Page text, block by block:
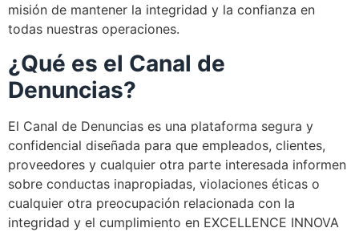
misión de mantener la integridad y la confianza en
todas nuestras operaciones.
¿Qué es el Canal de
Denuncias?
El Canal de Denuncias es una plataforma segura y
confidencial diseñada para que empleados, clientes,
proveedores y cualquier otra parte interesada informen
sobre conductas inapropiadas, violaciones éticas o
cualquier otra preocupación relacionada con la
integridad y el cumplimiento en EXCELLENCE INNOVA